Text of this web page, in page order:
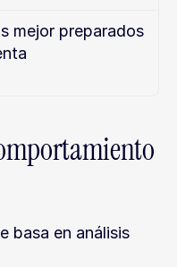
mejor preparados
basa en análisis